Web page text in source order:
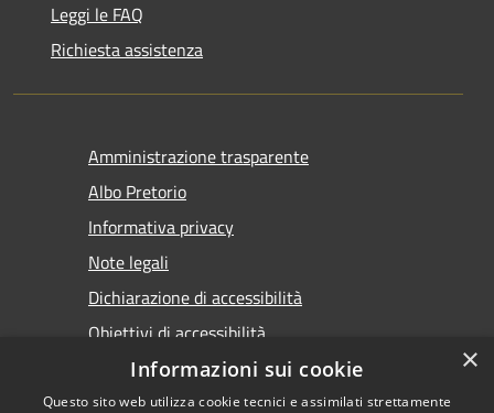
Leggi le FAQ
Richiesta assistenza
Amministrazione trasparente
Albo Pretorio
Informativa privacy
Note legali
Dichiarazione di accessibilità
Obiettivi di accessibilità
×
Informazioni sui cookie
Questo sito web utilizza cookie tecnici e assimilati strettamente
Premi Escape per chiudere